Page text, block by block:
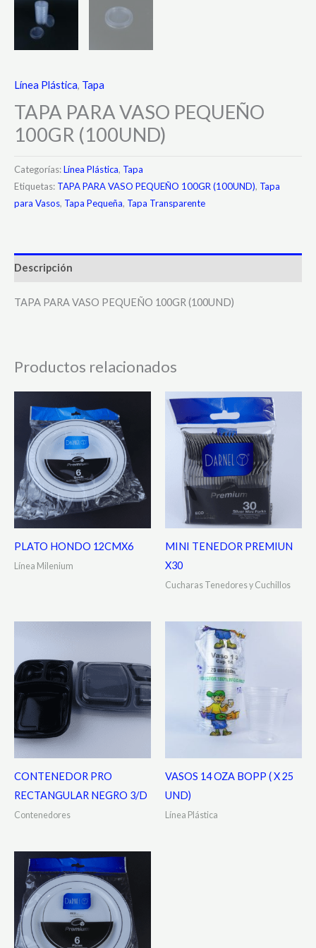
Línea Plástica, Tapa
TAPA PARA VASO PEQUEÑO
100GR (100UND)
Categorías:Línea Plástica, Tapa
Etiquetas: TAPA PARA VASO PEQUEÑO 100GR (100UND), Tapa
para Vasos, Tapa Pequeña, Tapa Transparente
Descripción
TAPA PARA VASO PEQUEÑO 100GR (100UND)
Productos relacionados
PLATO HONDO 12CMX6
Línea Milenium
MINI TENEDOR PREMIUN
X30
Cucharas Tenedores y Cuchillos
CONTENEDOR PRO
RECTANGULAR NEGRO 3/D
Contenedores
VASOS 14 OZA BOPP ( X 25
UND)
Línea Plástica